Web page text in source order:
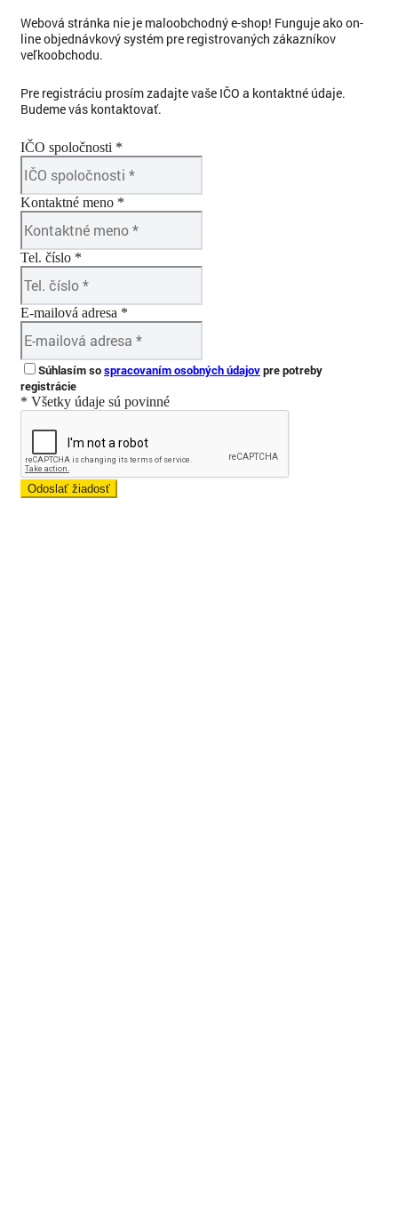
Webová stránka nie je maloobchodný e-shop! Funguje ako on-
line objednávkový systém pre registrovaných zákazníkov
veľkoobchodu.
Pre registráciu prosím zadajte vaše IČO a kontaktné údaje.
Budeme vás kontaktovať.
IČO spoločnosti *
Kontaktné meno *
Tel. číslo *
E-mailová adresa *
Súhlasím sospracovaním osobných údajovpre potreby
registrácie
* Všetky údaje sú povinné
Odoslať žiadosť